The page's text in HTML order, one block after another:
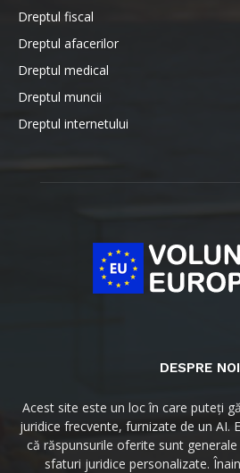
Dreptul fiscal
Dreptul afacerilor
Dreptul medical
Dreptul muncii
Dreptul internetului
DESPRE NOI
Acest site este un loc în care puteți
juridice frecvente, furnizate de un AI.
că răspunsurile oferite sunt
sfaturi juridice personalizate.